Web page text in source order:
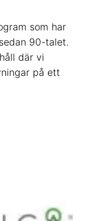
som har
90-talet.
där vi
på ett